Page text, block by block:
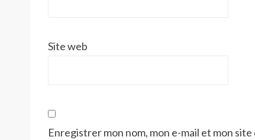
Site web
Enregistrer mon nom, mon e-mail et mon